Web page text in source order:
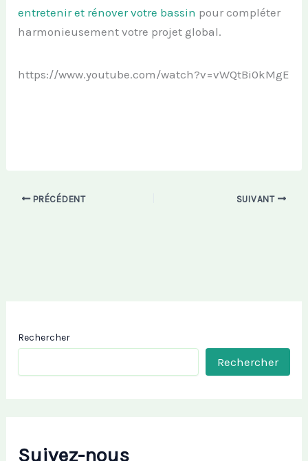
entretenir et rénover votre bassin pour compléter
harmonieusement votre projet global.
https://www.youtube.com/watch?v=vWQtBi0kMgE
PRÉCÉDENT SUIVANT
Rechercher
Rechercher
Suivez-nous